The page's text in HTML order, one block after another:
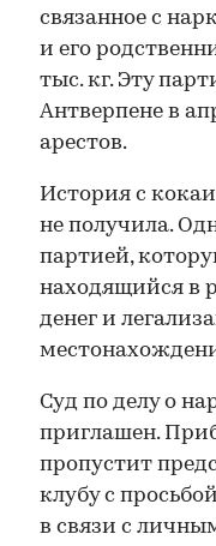
связанное с
и его
тыс. кг. Эту
Антверпене в
арестов.
История с
не получила.
партией,
находящийся в
денег и
Суд по делу о
приглашен.
пропустит
клубу с
в связи с